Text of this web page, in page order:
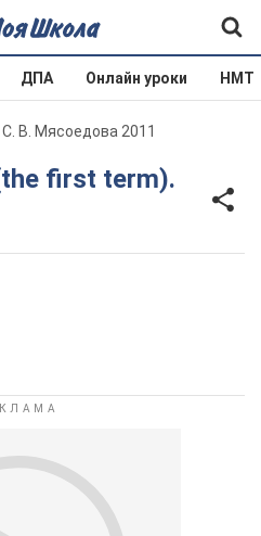
ДПА Онлайн уроки НМТ
В. Мясоедова 2011